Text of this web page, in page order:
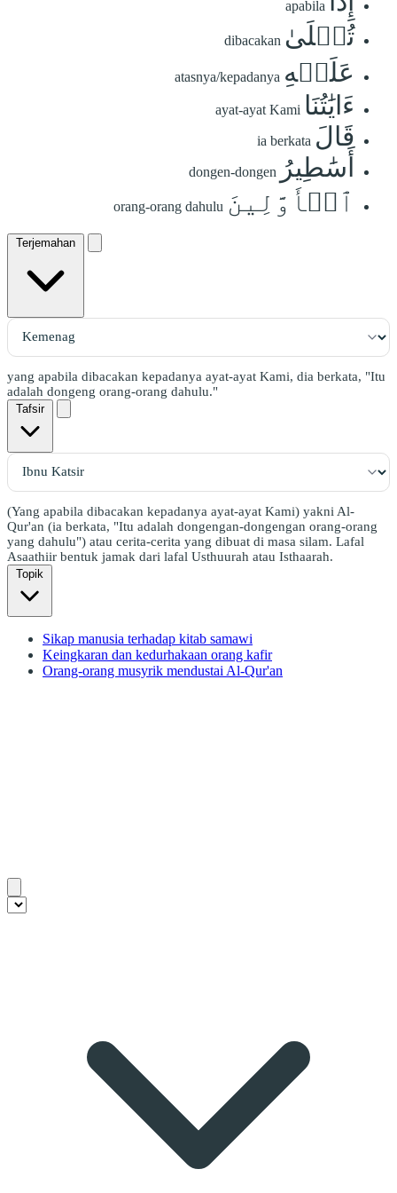
apabila
تُتۡلَىٰ dibacakan
عَلَيۡهِ atasnya/kepadanya
ءَايَٰتُنَا ayat-ayat Kami
قَالَ ia berkata
أَسَٰطِيرُ dongen-dongen
ٱلۡأَوَّلِينَ orang-orang dahulu
Terjemahan
yang apabila dibacakan kepadanya ayat-ayat Kami, dia berkata, "Itu
adalah dongeng orang-orang dahulu."
Tafsir
(Yang apabila dibacakan kepadanya ayat-ayat Kami) yakni Al-
Qur'an (ia berkata, "Itu adalah dongengan-dongengan orang-orang
yang dahulu") atau cerita-cerita yang dibuat di masa silam. Lafal
Asaathiir bentuk jamak dari lafal Usthuurah atau Isthaarah.
Topik
Sikap manusia terhadap kitab samawi
Keingkaran dan kedurhakaan orang kafir
Orang-orang musyrik mendustai Al-Qur'an